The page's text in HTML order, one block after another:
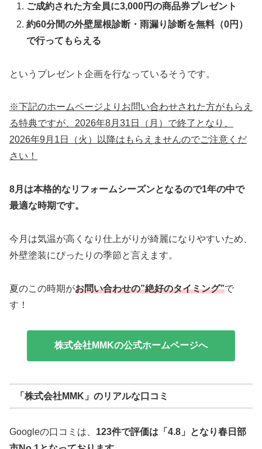
ご成約された方全員に3,000円の商品券プレゼント
約60分間の外壁屋根診断・雨漏り診断を無料（0円）
で行ってもらえる
というプレゼント企画を行なっているそうです。
※下記のホームページよりお問い合わせされた方がもらえ
る特典ですが、2026年8月31日（月）で終了となり、
2026年9月1日（火）以降はもらえませんのでご注意くだ
さい！
8月は本格的なリフォームシーズンとなるので1年の中で
最適な時期です。
今月は気温が高くなり仕上がりが綺麗になりやすいため、
外壁塗装にぴったりの季節と言えます。
夏のこの時期がお問い合わせの”絶好のタイミング”で
す！
株式会社MMKの公式ホームページへ
「株式会社MMK」のリアルな口コミ
Googleの口コミは、 123件で評価は「4.8」となり春日部